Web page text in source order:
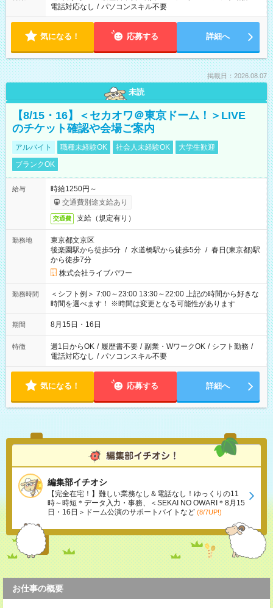
電話対応なし / パソコンスキル不要
気になる！ 応募する 詳細へ
掲載日：2026.08.07
未読
【8/15・16】＜セカオワ＠東京ドーム！＞LIVE
のチケット確認や会場ご案内
アルバイト 職種未経験OK 社会人未経験OK
大学生歓迎
ブランクOK
給与
時給1250円～
交通費別途支給あり
交通費 支給（規定有り）
勤務地
東京都文京区
後楽園駅から徒歩5分 / 水道橋駅から徒歩5分 / 春日(東京都)駅
から徒歩7分
株式会社ライブパワー
勤務時間
＜シフト例＞ 7:00～23:00 13:30～22:00 上記の時間から好きな
時間を選べます！ ※時間は変更となる可能性があります
期間 8月15日・16日
特徴 週1日からOK / 履歴書不要 / 副業・WワークOK / シフト勤務 /
電話対応なし / パソコンスキル不要
気になる！ 応募する 詳細へ
編集部イチオシ
【完全在宅！】難しい業務なし＆電話なし！ゆっくりの11
時～時短＊データ入力・事務、＜SEKAI NO OWARI＊8月15
日・16日＞ドーム公演のサポートバイトなど (8/7UP!)
お仕事の概要